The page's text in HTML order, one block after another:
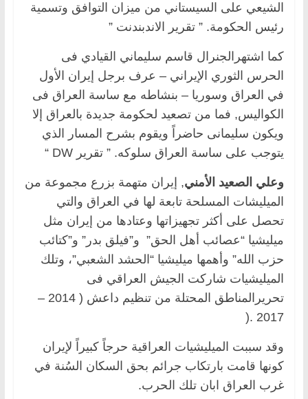
الشيعي على السيستاني من ميزان التوافق وتسمية
رئيس الحكومة. ” تقرير الاندبندنت ”
كما اشتهرالجنرال قاسم سليماني القيادي فى
الحرس الثوري الإيراني – عرف برجل إيران الأول
في العراق وسوريا – بنشاطه مع ساسة العراق فى
الكواليس, فما من تصعيد لحكومة جديدة بالعراق إلا
ويكون سليمانى حاضراً ويقوم بشرح المسار الذي
يتوجب على ساسة العراق سلوكه. ” تقرير DW “
وعلي الصعيد الأمني, إيران متهمة بزرع مجموعة من
الميليشات المسلحة تابعة لها في العراق والتي
تحصل على أكثر تجهيزاتها وعتادها من إيران مثل
ميليشيا “عصائب أهل الحق” و”فيلق بدر” و”كتائب
حزب الله” وأهمها ميليشيا “الحشد الشعبي”، وتلك
الميليشيات شاركت الجيش العراقي فى
تحريرالمناطق المحتلة من تنظيم داعش ( 2014 –
2017 .(
وقد سببت الميليشيات العراقية حرجاً كبيراً لإيران
كونها قامت بارتكاب جرائم بحق السكان السُنة في
غرب العراق ابان تلك الحرب.